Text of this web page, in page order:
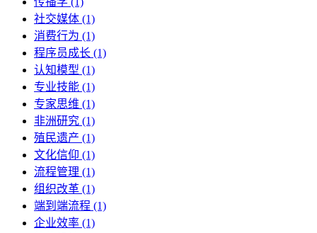
社交媒体 (1)
消费行为 (1)
程序员成长 (1)
认知模型 (1)
专业技能 (1)
专家思维 (1)
非洲研究 (1)
殖民遗产 (1)
文化信仰 (1)
流程管理 (1)
组织改革 (1)
端到端流程 (1)
企业效率 (1)